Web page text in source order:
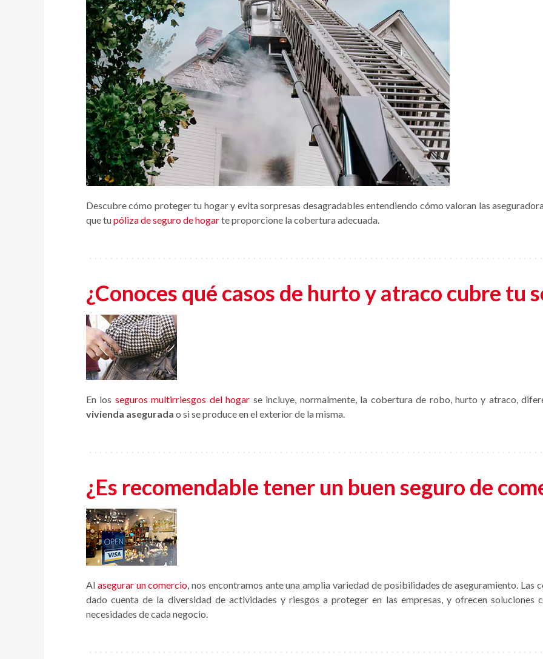
Descubre cómo proteger tu hogar y evita sorpresas desagradables entendiendo cómo valoran las
que tupóliza de seguro de hogarte proporcione la cobertura adecuada.
¿Conoces qué casos de hurto y atraco cubre tu
En los seguros multirriesgos del hogar se incluye, normalmente, la cobertura de robo, hurto y atraco,
vivienda asegurada o si se produce en el exterior de la misma.
¿Es recomendable tener un buen seguro de
Al asegurar un comercio, nos encontramos ante una amplia variedad de posibilidades de aseguramiento. Las
dado cuenta de la diversidad de actividades y riesgos a proteger en las empresas, y ofrecen soluciones
necesidades de cada negocio.